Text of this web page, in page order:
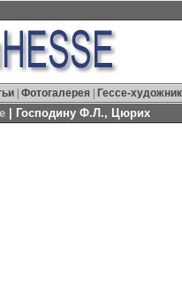
Фотогалерея Гессе-художник
| Господину Ф.Л., Цюрих